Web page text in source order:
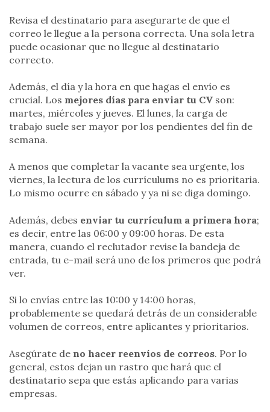
Revisa el destinatario para asegurarte de que el
correo le llegue a la persona correcta. Una sola letra
puede ocasionar que no llegue al destinatario
correcto.
Además, el día y la hora en que hagas el envío es
crucial. Los mejores días para enviar tu CV son:
martes, miércoles y jueves. El lunes, la carga de
trabajo suele ser mayor por los pendientes del fin de
semana.
A menos que completar la vacante sea urgente, los
viernes, la lectura de los currículums no es prioritaria.
Lo mismo ocurre en sábado y ya ni se diga domingo.
Además, debes enviar tu currículum a primera hora;
es decir, entre las 06:00 y 09:00 horas. De esta
manera, cuando el reclutador revise la bandeja de
entrada, tu e-mail será uno de los primeros que podrá
ver.
Si lo envías entre las 10:00 y 14:00 horas,
probablemente se quedará detrás de un considerable
volumen de correos, entre aplicantes y prioritarios.
Asegúrate de no hacer reenvíos de correos. Por lo
general, estos dejan un rastro que hará que el
destinatario sepa que estás aplicando para varias
empresas.